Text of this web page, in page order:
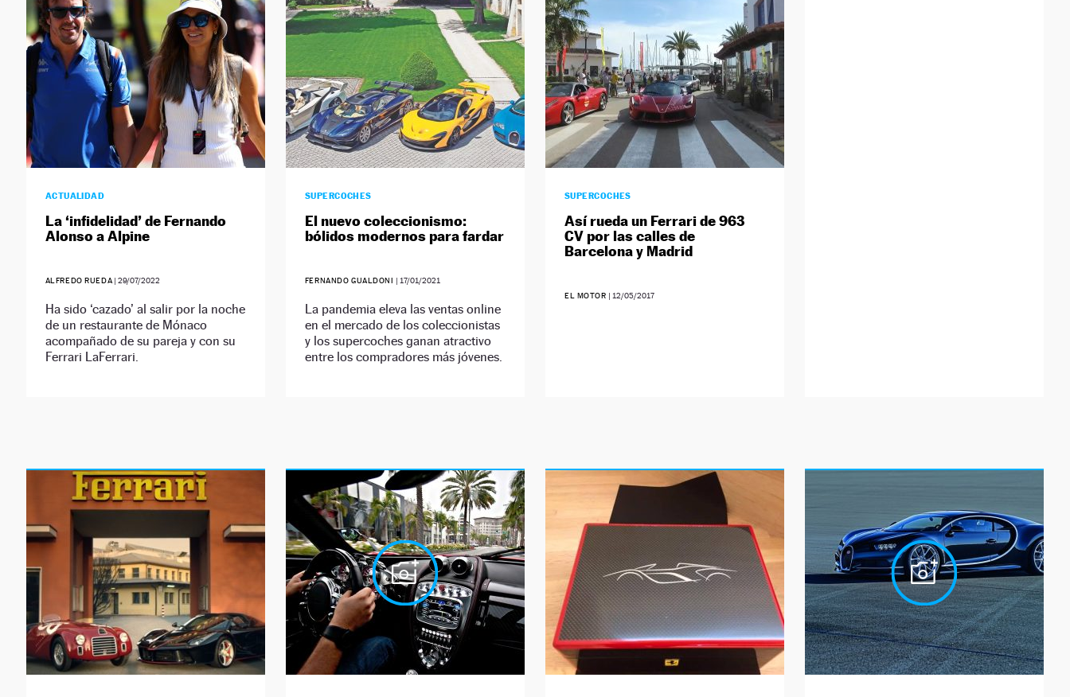
ACTUALIDAD
La ‘infidelidad’ de Fernando
Alonso a Alpine
ALFREDO RUEDA |29/07/2022
Ha sido ‘cazado’ al salir por la noche
de un restaurante de Mónaco
acompañado de su pareja y con su
Ferrari LaFerrari.
SUPERCOCHES
El nuevo coleccionismo:
bólidos modernos para fardar
FERNANDO GUALDONI | 17/01/2021
La pandemia eleva las ventas online
en el mercado de los coleccionistas
y los supercoches ganan atractivo
entre los compradores más jóvenes.
SUPERCOCHES
Así rueda un Ferrari de 963
CV por las calles de
Barcelona y Madrid
EL MOTOR | 12/05/2017